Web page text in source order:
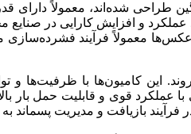
طراحی شده‌اند، معمولاً دارای
عملکرد و افزایش کارایی در
عکس‌ها معمولاً فرآیند
این کامیون‌ها با ظرفیت‌ها
قوی و قابلیت حمل بار
فرآیند بازیافت و مدیریت